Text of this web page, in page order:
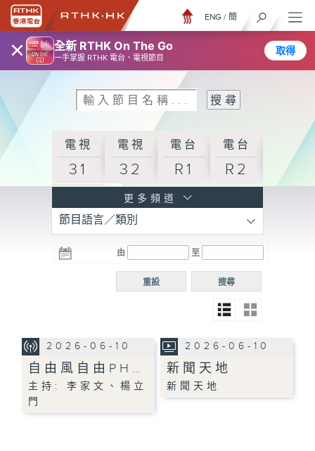
× 全新 RTHK On The Go
一手掌握 RTHK 電台、電視節目
取得
ENG / 簡
電視
31
電視
32
電台
R1
電台
R2
R3
電台 電台
R5
電台
普通
更多頻道
節目語言／類別
由 至
搜尋
重設
2026-06-10
自由風自由PH…
主持: 李家文、楊立
門
2026-06-10
新聞天地
新聞天地